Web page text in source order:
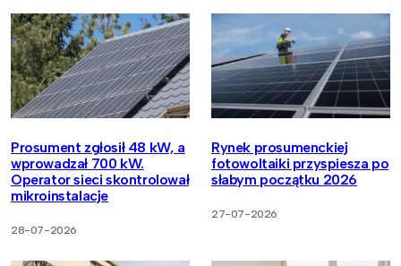
Prosument zgłosił 48 kW, a
wprowadzał 700 kW.
Operator sieci skontrolował
mikroinstalacje
28-07-2026
Rynek prosumenckiej
fotowoltaiki przyspiesza po
słabym początku 2026
27-07-2026